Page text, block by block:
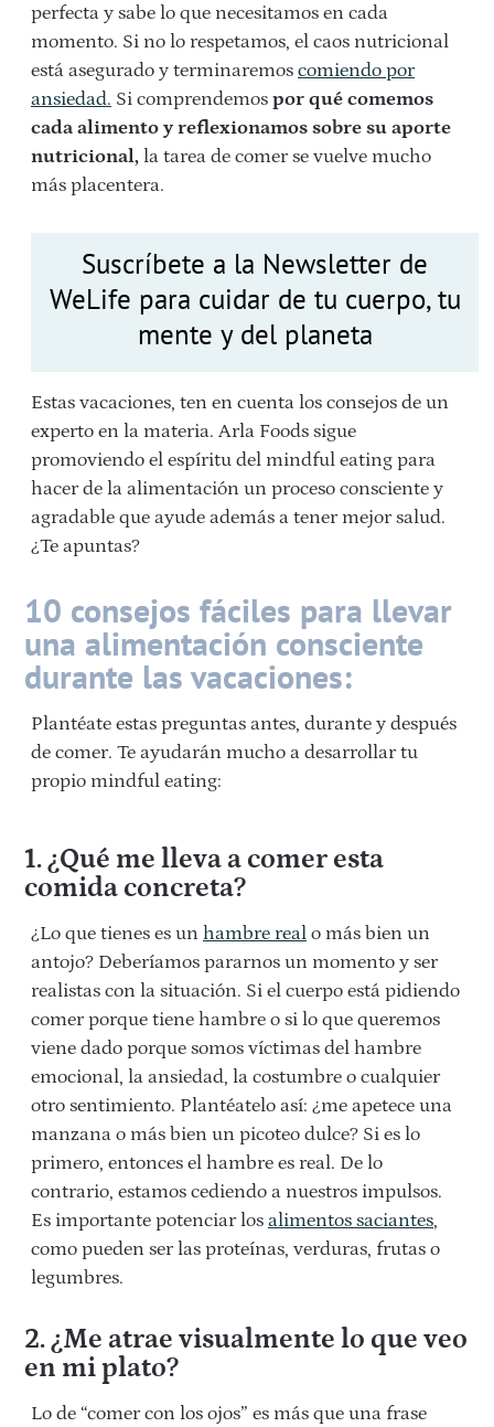
perfecta y sabe lo que necesitamos en cada
momento. Si no lo respetamos, el caos nutricional
está asegurado y terminaremos comiendo por
ansiedad. Si comprendemos por qué comemos
cada alimento y reflexionamos sobre su aporte
nutricional, la tarea de comer se vuelve mucho
más placentera.
Suscríbete a la Newsletter de
WeLife para cuidar de tu cuerpo, tu
mente y del planeta
Estas vacaciones, ten en cuenta los consejos de un
experto en la materia. Arla Foods sigue
promoviendo el espíritu del mindful eating para
hacer de la alimentación un proceso consciente y
agradable que ayude además a tener mejor salud.
¿Te apuntas?
10 consejos fáciles para llevar
una alimentación consciente
durante las vacaciones:
Plantéate estas preguntas antes, durante y después
de comer. Te ayudarán mucho a desarrollar tu
propio mindful eating:
1. ¿Qué me lleva a comer esta
comida concreta?
¿Lo que tienes es un hambre real o más bien un
antojo? Deberíamos pararnos un momento y ser
realistas con la situación. Si el cuerpo está pidiendo
comer porque tiene hambre o si lo que queremos
viene dado porque somos víctimas del hambre
emocional, la ansiedad, la costumbre o cualquier
otro sentimiento. Plantéatelo así: ¿me apetece una
manzana o más bien un picoteo dulce? Si es lo
primero, entonces el hambre es real. De lo
contrario, estamos cediendo a nuestros impulsos.
Es importante potenciar los alimentos saciantes,
como pueden ser las proteínas, verduras, frutas o
legumbres.
2. ¿Me atrae visualmente lo que veo
en mi plato?
Lo de “comer con los ojos” es más que una frase